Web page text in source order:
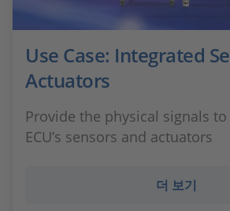
Use Case: Integrated
Actuators
Provide the physical signals
ECU’s sensors and actuators
더 보기